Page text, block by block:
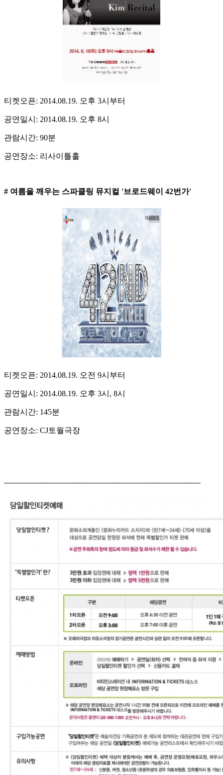
티켓오픈: 2014.08.19. 오후 3시부터
공연일시: 2014.08.19. 오후 8시
관람시간: 90분
공연장소: 리사이틀홀
# 여름을 깨우는 스파클링 뮤지컬 '브로드웨이 42번가'
티켓오픈: 2014.08.19. 오전 9시부터
공연일시: 2014.08.19. 오후 3시, 8시
관람시간: 145분
공연장소: CJ토월극장
-------------------------------------------------------------------------------